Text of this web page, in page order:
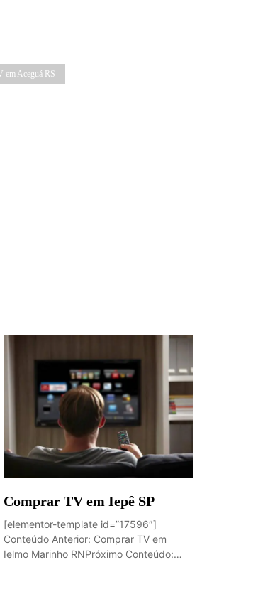
em Aceguá RS
Comprar TV em Iepê SP
[elementor-template id=”17596″]
Conteúdo Anterior: Comprar TV em
Ielmo Marinho RNPróximo Conteúdo: